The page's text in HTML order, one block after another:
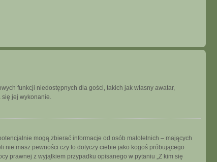
funkcji niedostępnych dla gości, takich jak własny awatar,
się jej wykonanie.
mogą zbierać informacje od osób małoletnich – mających
masz pewności czy to dotyczy ciebie jako kogoś próbującego
prawnej z wyjątkiem przypadku opisanego w pytaniu „Z kim się